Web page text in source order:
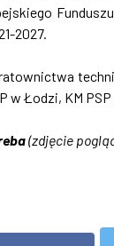
2027.
w Łodzi, KM
(zdjęcie